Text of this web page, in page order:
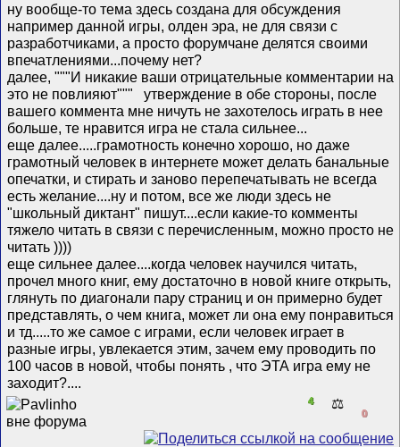
ну вообще-то тема здесь создана для обсуждения
например данной игры, олден эра, не для связи с
разработчиками, а просто форумчане делятся своими
впечатлениями...почему нет?
далее, """И никакие ваши отрицательные комментарии на
это не повлияют""" утверждение в обе стороны, после
вашего коммента мне ничуть не захотелось играть в нее
больше, те нравится игра не стала сильнее...
еще далее.....грамотность конечно хорошо, но даже
грамотный человек в интернете может делать банальные
опечатки, и стирать и заново перепечатывать не всегда
есть желание....ну и потом, все же люди здесь не
"школьный диктант" пишут....если какие-то комменты
тяжело читать в связи с перечисленным, можно просто не
читать ))))
еще сильнее далее....когда человек научился читать,
прочел много книг, ему достаточно в новой книге открыть,
глянуть по диагонали пару страниц и он примерно будет
представлять, о чем книга, может ли она ему понравиться
и тд.....то же самое с играми, если человек играет в
разные игры, увлекается этим, зачем ему проводить по
100 часов в новой, чтобы понять , что ЭТА игра ему не
заходит?....
4 ⚖️
0